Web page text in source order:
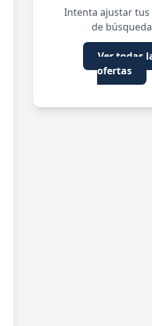
Intenta ajustar
de búsqueda
Ver todas
ofertas